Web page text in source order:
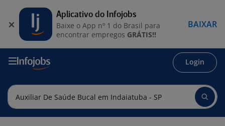
Login
Aplicativo do Infojobs
Baixe o App nº 1 do Brasil para
encontrar empregos GRÁTIS!!
BAIXAR